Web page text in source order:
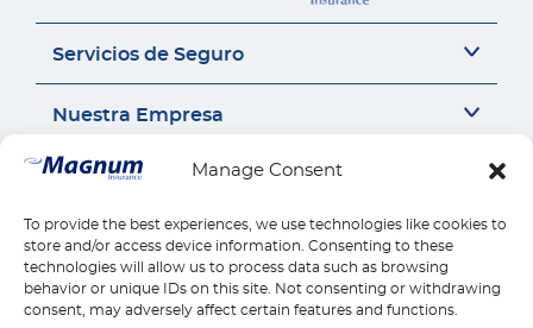
Manage Consent
To provide the best experiences, we use technologies like cookies to
store and/or access device information. Consenting to these
technologies will allow us to process data such as browsing
behavior or unique IDs on this site. Not consenting or withdrawing
consent, may adversely affect certain features and functions.
Servicios de Seguro
Seguro Sr22
Seguro de Motocicleta
Responsabilidad Civil General
Compensación para Trabajadores
Seguro de Vivienda
Seguro de Salud
Nuestra Empresa
Acerca de Nosotros
Carrera
Seguros por estado
Reseñas
Contáctanos
Contáctanos
Llámanos 1-888-539-2102
Descargar la Aplicación Móvil
Enlaces Rápidos
Reclamos
Pagos